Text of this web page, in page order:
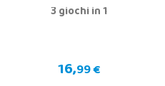
3 giochi in 1
16,99 €